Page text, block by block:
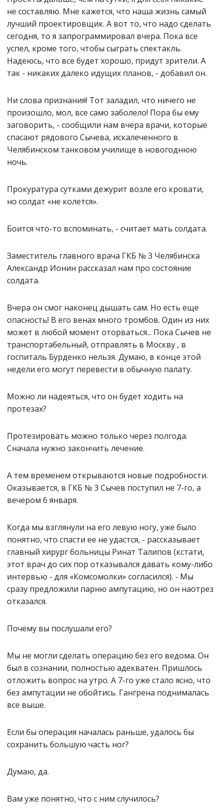
не составляю. Мне кажется, что наша жизнь самый
лучший проектировщик. А вот то, что надо сделать
сегодня, то я запрограммировал вчера. Пока все
успел, кроме того, чтобы сыграть спектакль.
Надеюсь, что все будет хорошо, придут зрители. А
так - никаких далеко идущих планов, - добавил он.
Ни слова признания! Тот заладил, что ничего не
произошло, мол, все само заболело! Пора бы ему
заговорить, - сообщили нам вчера врачи, которые
спасают рядового Сычева, искалеченного в
Челябинском танковом училище в новогоднюю
ночь.
Прокуратура сутками дежурит возле его кровати,
но солдат «не колется».
Боится что-то вспоминать, - считает мать солдата.
Заместитель главного врача ГКБ № 3 Челябинска
Александр Ионин рассказал нам про состояние
солдата.
Вчера он смог наконец дышать сам. Но есть еще
опасность! В его венах много тромбов. Один из них
может в любой момент оторваться... Пока Сычев не
транспортабельный, отправлять в Москву , в
госпиталь Бурденко нельзя. Думаю, в конце этой
недели его могут перевести в обычную палату.
Можно ли надеяться, что он будет ходить на
протезах?
Протезировать можно только через полгода.
Сначала нужно закончить лечение.
А тем временем открываются новые подробности.
Оказывается, в ГКБ № 3 Сычев поступил не 7-го, а
вечером 6 января.
Когда мы взглянули на его левую ногу, уже было
понятно, что спасти ее не удастся, - рассказывает
главный хирург больницы Ринат Талипов (кстати,
этот врач до сих пор отказывался давать кому-либо
интервью - для «Комсомолки» согласился). - Мы
сразу предложили парню ампутацию, но он наотрез
отказался.
Почему вы послушали его?
Мы не могли сделать операцию без его ведома. Он
был в сознании, полностью адекватен. Пришлось
отложить вопрос на утро. А 7-го уже стало ясно, что
без ампутации не обойтись. Гангрена поднималась
все выше.
Если бы операция началась раньше, удалось бы
сохранить большую часть ног?
Думаю, да.
Вам уже понятно, что с ним случилось?